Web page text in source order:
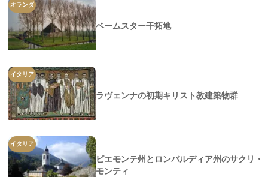
オランダ
ベームスター干拓地
イタリア
ラヴェンナの初期キリスト教建築物群
イタリア
ピエモンテ州とロンバルディア州のサクリ・
モンティ